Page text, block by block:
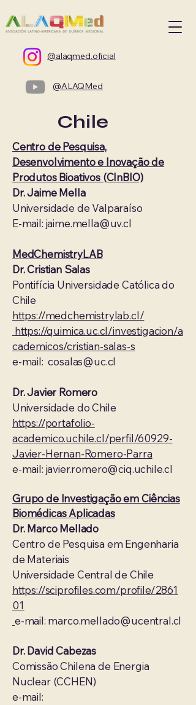
@alaqmed.oficial
@ALAQMed
Chile
Centro de Pesquisa,
Desenvolvimento e Inovação de
Produtos Bioativos (CInBIO)
Dr. Jaime Mella
Universidade de Valparaíso
E-mail: jaime.mella@uv.cl
MedChemistryLAB
Dr. Cristian Salas
Pontifícia Universidade Católica do
Chile
https://medchemistrylab.cl/
https://quimica.uc.cl/investigacion/a
cademicos/cristian-salas-s
e-mail:cosalas@uc.cl
Dr. Javier Romero
Universidade do Chile
https://portafolio-
academico.uchile.cl/perfil/60929-
Javier-Hernan-Romero-Parra
e-mail: javier.romero@ciq.uchile.cl
Grupo de Investigação em Ciências
Biomédicas Aplicadas
Dr. Marco Mellado
Centro de Pesquisa em Engenharia
de Materiais
Universidade Central de Chile
https://sciprofiles.com/profile/2861
01
e-mail: marco.mellado@ucentral.cl
Dr. David Cabezas
Comissão Chilena de Energia
Nuclear (CCHEN)
e-mail: